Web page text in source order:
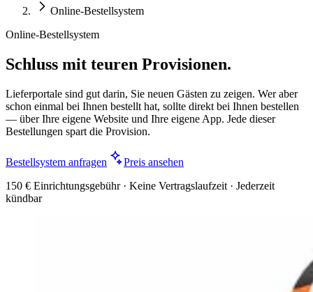
Online-Bestellsystem
Online-Bestellsystem
Schluss mit teuren Provisionen.
Lieferportale sind gut darin, Sie neuen Gästen zu zeigen. Wer aber
schon einmal bei Ihnen bestellt hat, sollte direkt bei Ihnen bestellen
— über Ihre eigene Website und Ihre eigene App. Jede dieser
Bestellungen spart die Provision.
Bestellsystem anfragen
Preis ansehen
150 € Einrichtungsgebühr · Keine Vertragslaufzeit · Jederzeit
kündbar